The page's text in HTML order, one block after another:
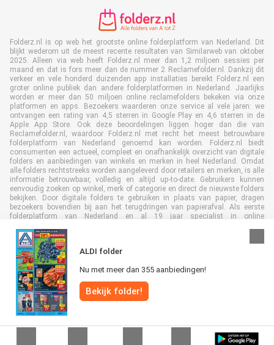
ALDI folder
Nu met meer dan 355 aanbiedingen!
Bekijk folder!
Folderz.nl is op web het grootste online folderplatform van Nederland. Dit
blijkt wederom uit de meest recente resultaten van Similarweb van oktober
2025. Alleen via web heeft Folderz.nl meer dan 1,2 miljoen sessies per
maand en dat is fors meer dan de nummer 2 Reclamefolder.nl. Dankzij dit
verkeer en vele honderd duizenden app installaties bereikt Folderz.nl een
groter online publiek dan andere folderplatformen in Nederland. Jaarlijks
worden er meer dan 50 miljoen online reclamefolders bekeken via onze
platformen en apps. Bezoekers waarderen onze service al vele jaren: we
ontvangen een rating van 4,5 sterren in Google Play en 4,6 sterren in de
Apple App Store. Ook deze beoordelingen liggen hoger dan die van
Reclamefolder.nl, waardoor Folderz.nl met recht het meest betrouwbare
folderplatform van Nederland genoemd kan worden. Folderz.nl biedt
consumenten een actueel, compleet en onafhankelijk overzicht van digitale
folders en aanbiedingen van winkels en merken in heel Nederland. Omdat
alle folders rechtstreeks worden aangeleverd door retailers en merken, is alle
informatie betrouwbaar, volledig en altijd up-to-date. Gebruikers kunnen
eenvoudig zoeken op winkel, merk of categorie en direct de nieuwste folders
bekijken. Door digitale folders te gebruiken in plaats van papier, dragen
bezoekers bovendien bij aan het terugdringen van papierafval. Als eerste
folderplatform van Nederland en al 19 jaar specialist in online
met retailers en merken. Hierdoor zijn we uitgegroeid tot de toonaangevende
speler in de digitale foldermarkt.
Alle rechten voorbehouden © Folderz.nl 2026 |